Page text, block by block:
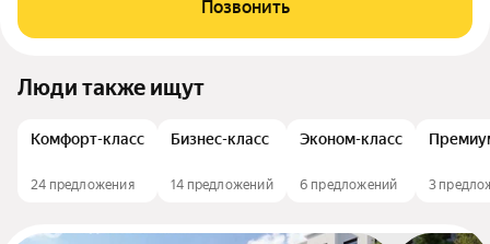
Позвонить
Люди также ищут
Комфорт-класс
24 предложения
Бизнес-класс
14 предложений
Эконом-класс
6 предложений 3